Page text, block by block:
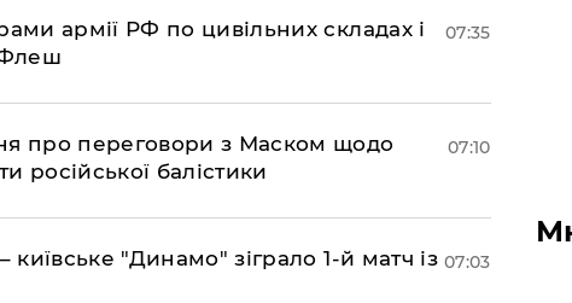
армії РФ по цивільних складах і
Флеш
07:35
про переговори з Маском щодо
російської балістики
07:10
"Динамо" зіграло 1-й матч із 07:03